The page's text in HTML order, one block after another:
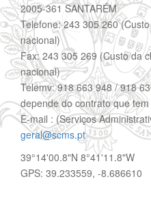
2005-361 SANTARÉM
Telefone: 243 305 260
nacional)
Fax: 243 305 269 (Custo da
nacional)
Telemv: 918 663 948 / 918
depende do contrato que
E-mail : (Serviços
geral@scms.pt
39°14'00.8"N 8°41'11.8"W
GPS: 39.233559, -8.686610